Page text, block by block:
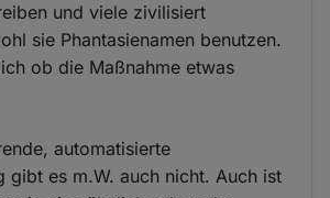
und viele zivilisiert
sie Phantasienamen benutzen.
ob die Maßnahme etwas
automatisierte
gibt es m.W. auch nicht. Auch ist